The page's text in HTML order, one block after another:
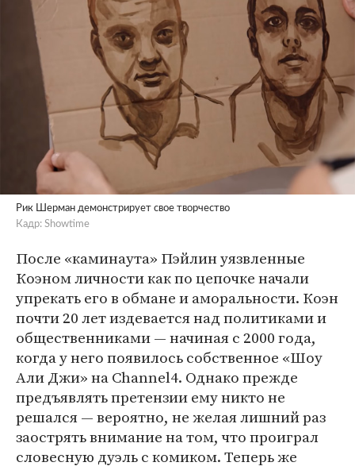
Рик Шерман демонстрирует свое творчество
Кадр: Showtime
После «каминаута» Пэйлин уязвленные
Коэном личности как по цепочке начали
упрекать его в обмане и аморальности. Коэн
почти 20 лет издевается над политиками и
общественниками — начиная с 2000 года,
когда у него появилось собственное «Шоу
Али Джи» на Channel4. Однако прежде
предъявлять претензии ему никто не
решался — вероятно, не желая лишний раз
заострять внимание на том, что проиграл
словесную дуэль с комиком. Теперь же